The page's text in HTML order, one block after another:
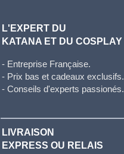
L'EXPERT DU
KATANA ET DU COSPLAY
- Entreprise Française.
- Prix bas et cadeaux exclusifs.
- Conseils d'experts passionés.
LIVRAISON
EXPRESS OU RELAIS